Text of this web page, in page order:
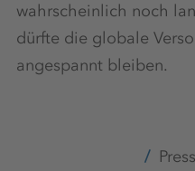
wahrscheinlich noch
dürfte die globale
angespannt bleiben.